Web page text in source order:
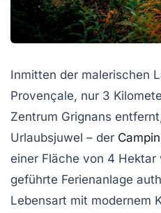
Inmitten der malerischen
Provençale, nur 3
Zentrum Grignans
Urlaubsjuwel – der
einer Fläche von 4 Hektar
geführte Ferienanlage
Lebensart mit modernem